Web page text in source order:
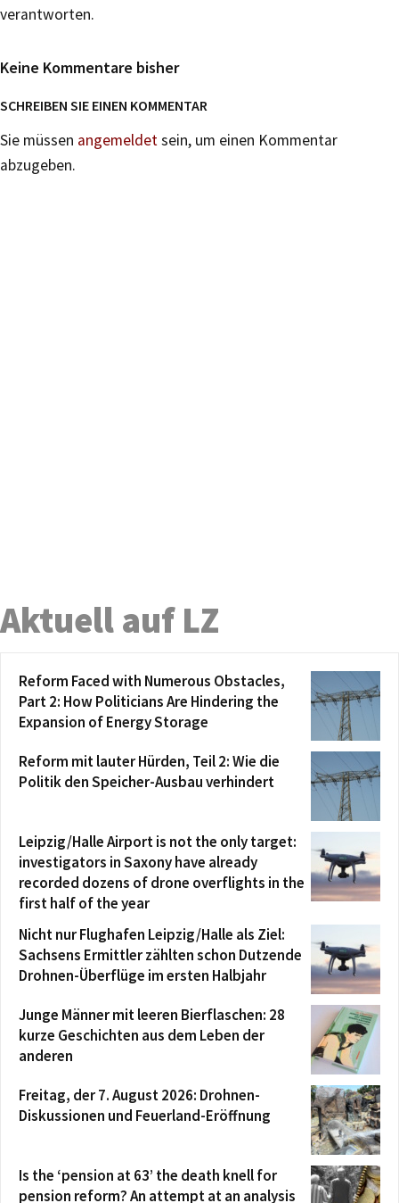
verantworten.
Keine Kommentare bisher
SCHREIBEN SIE EINEN KOMMENTAR
Sie müssen angemeldetsein, um einen Kommentar
abzugeben.
Aktuell auf LZ
Reform Faced with Numerous Obstacles,
Part 2: How Politicians Are Hindering the
Expansion of Energy Storage
Reform mit lauter Hürden, Teil 2: Wie die
Politik den Speicher-Ausbau verhindert
Leipzig/Halle Airport is not the only target:
investigators in Saxony have already
recorded dozens of drone overflights in the
first half of the year
Nicht nur Flughafen Leipzig/Halle als Ziel:
Sachsens Ermittler zählten schon Dutzende
Drohnen-Überflüge im ersten Halbjahr
Junge Männer mit leeren Bierflaschen: 28
kurze Geschichten aus dem Leben der
anderen
Freitag, der 7. August 2026: Drohnen-
Diskussionen und Feuerland-Eröffnung
Is the ‘pension at 63’ the death knell for
pension reform? An attempt at an analysis